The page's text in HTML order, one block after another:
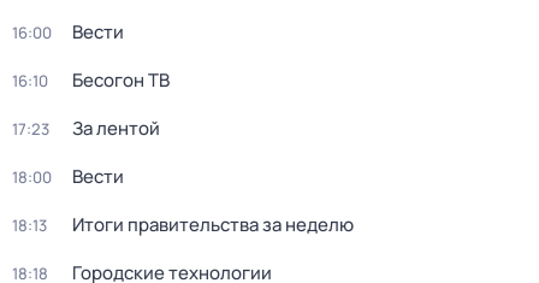
16:00 Вести
16:10 Бесогон ТВ
17:23 За лентой
18:00 Вести
18:13 Итоги правительства за неделю
18:18 Городские технологии